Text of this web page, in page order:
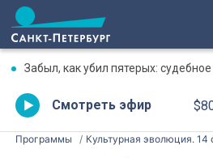
Забыл, как убил пятерых: судебное рассмотрение громкого дела о
Смотреть эфир
Программы Культурная эволюция. 14